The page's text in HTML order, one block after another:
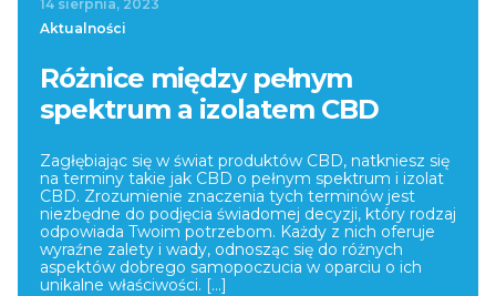
Herbata konopna CBD
Olejek CBG i CBN
Kapsułki CBD
CBD Zwierzęta
Ekstrakty CBD, CBG, CBN
Syrop CBD
Dlaczego Herdol
14 sierpnia, 2023
Aktualności
Różnice między pełnym
spektrum a izolatem CBD
Zagłębiając się w świat produktów CBD, natkniesz się
na terminy takie jak CBD o pełnym spektrum i izolat
CBD. Zrozumienie znaczenia tych terminów jest
niezbędne do podjęcia świadomej decyzji, który rodzaj
odpowiada Twoim potrzebom. Każdy z nich oferuje
wyraźne zalety i wady, odnosząc się do różnych
aspektów dobrego samopoczucia w oparciu o ich
unikalne właściwości. […]